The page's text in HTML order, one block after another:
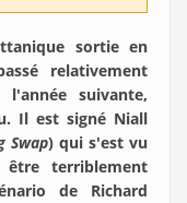
sortie en
relativement
suivante,
Il est signé Niall
Swap) qui s'est vu
terriblement
de Richard